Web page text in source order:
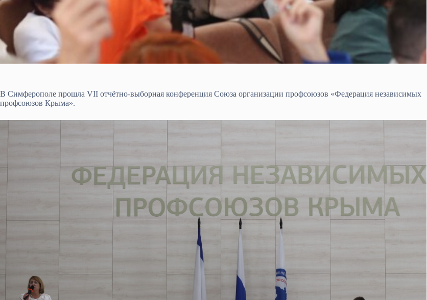
В Симферополе прошла VII отчётно-выборная конференция Союза организации профсоюзов «Федерация независимых
профсоюзов Крыма».